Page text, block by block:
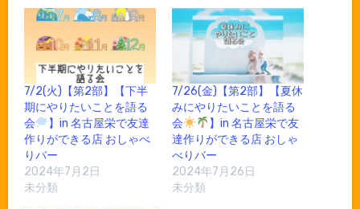
7/2(火)【第2部】【下半
期にやりたいことを語る
会
】in 名古屋栄で友達
作りができる店 おしゃべ
りバー
2024年7月2日
未分類
7/26(金)【第2部】【夏休
みにやりたいことを語る
会
】in 名古屋栄で友
達作りができる店 おしゃ
べりバー
2024年7月26日
未分類